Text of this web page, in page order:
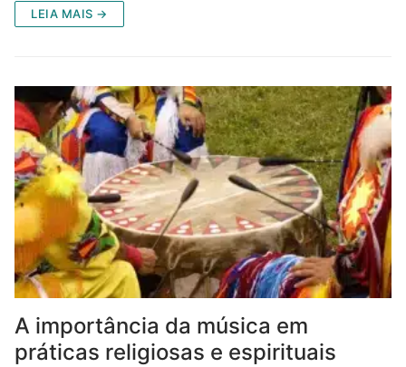
LEIA MAIS →
A importância da música em
práticas religiosas e espirituais